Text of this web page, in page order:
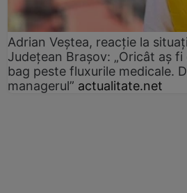
Adrian Veștea, reacție la
Județean Brașov: „Oricât aș
bag peste fluxurile medicale.
managerul” actualitate.net